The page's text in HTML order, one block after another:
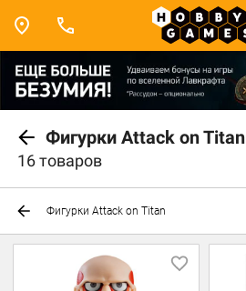
Фигурки Attack on Titan
16 товаров
Фигурки Attack on Titan